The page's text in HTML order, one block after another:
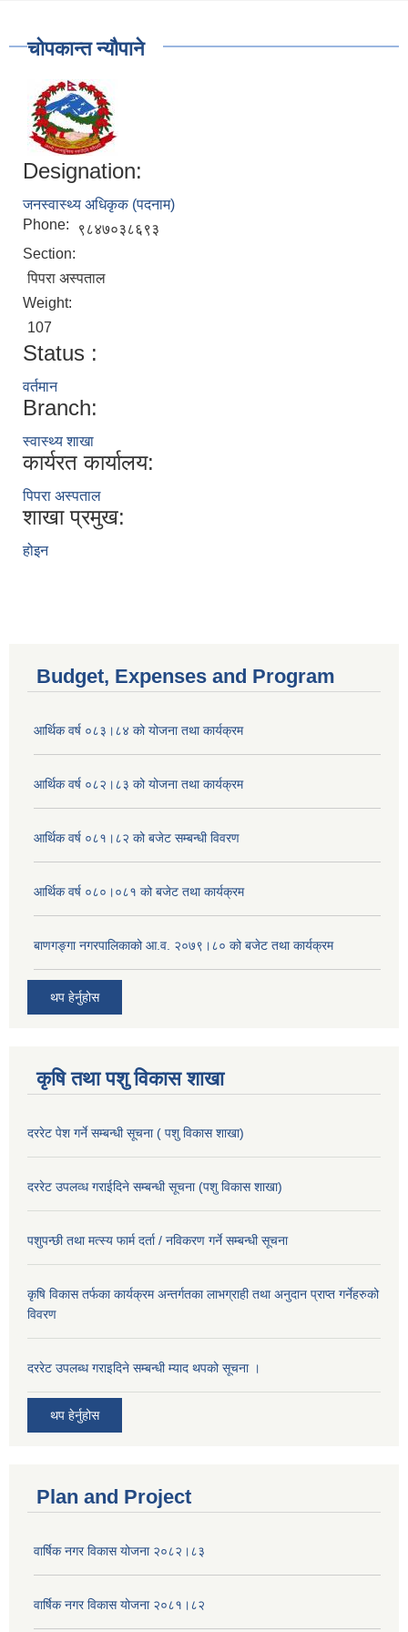
चोपकान्त न्यौपाने
Designation:
जनस्वास्थ्य अधिकृक (पदनाम)
Phone:
९८४७०३८६९३
Section:
पिपरा अस्पताल
Weight:
107
Status :
वर्तमान
Branch:
स्वास्थ्य शाखा
कार्यरत कार्यालय:
पिपरा अस्पताल
शाखा प्रमुख:
होइन
Budget, Expenses and Program
आर्थिक वर्ष ०८३।८४ को योजना तथा कार्यक्रम
आर्थिक वर्ष ०८२।८३ को योजना तथा कार्यक्रम
आर्थिक वर्ष ०८१।८२ को बजेट सम्बन्धी विवरण
आर्थिक वर्ष ०८०।०८१ को बजेट तथा कार्यक्रम
बाणगङ्गा नगरपालिकाको आ.व. २०७९।८० को बजेट तथा कार्यक्रम
थप हेर्नुहोस
कृषि तथा पशु विकास शाखा
दररेट पेश गर्ने सम्बन्धी सूचना ( पशु विकास शाखा)
दररेट उपलव्ध गराईदिने सम्बन्धी सूचना (पशु विकास शाखा)
पशुपन्छी तथा मत्स्य फार्म दर्ता / नविकरण गर्ने सम्बन्धी सूचना
कृषि विकास तर्फका कार्यक्रम अन्तर्गतका लाभग्राही तथा अनुदान प्राप्त गर्नेहरुको
विवरण
दररेट उपलब्ध गराइदिने सम्बन्धी म्याद थपको सूचना ।
थप हेर्नुहोस
Plan and Project
वार्षिक नगर विकास योजना २०८२।८३
वार्षिक नगर विकास योजना २०८१।८२